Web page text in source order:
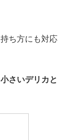
ち方にも対応
さいデリカと